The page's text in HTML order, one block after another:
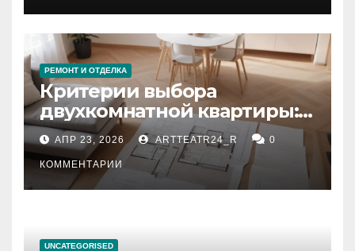
РЕМОНТ И ОТДЕЛКА
Критерии выбора
двухкомнатной квартиры:
планировка, площадь,
состояние и документация
АПР 23, 2026 ARTTEATR24_R 0
КОММЕНТАРИИ
UNCATEGORISED